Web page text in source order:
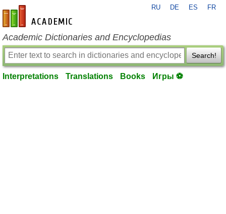
en-academic.com
RU DE ES FR
Academic Dictionaries and Encyclopedias
Search!
Interpretations Translations Books Игры ⚽